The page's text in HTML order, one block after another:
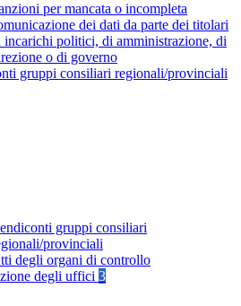
per mancata o incompleta
dei dati da parte dei titolari
incarichi politici, di amministrazione, di
o di governo
gruppi consiliari regionali/provinciali
gruppi consiliari
provinciali
degli organi di controllo
degli uffici 3